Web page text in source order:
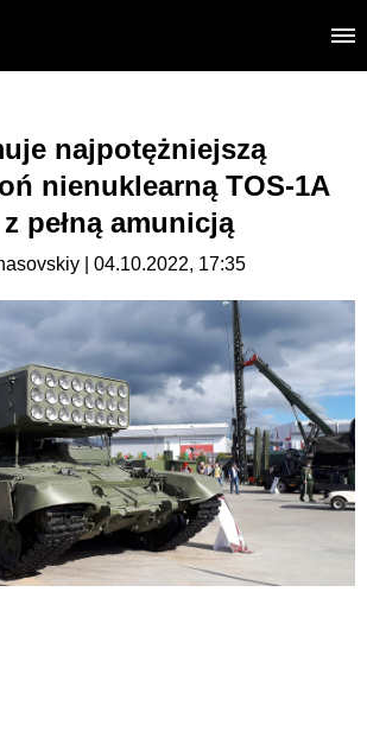
najpotężniejszą
nienuklearną TOS-1A
pełną amunicją
| 04.10.2022, 17:35